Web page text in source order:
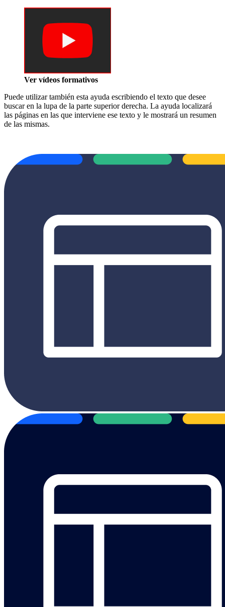
Ver vídeos formativos
Puede utilizar también esta ayuda escribiendo el texto que desee
buscar en la lupa de la parte superior derecha. La ayuda localizará
las páginas en las que interviene ese texto y le mostrará un resumen
de las mismas.